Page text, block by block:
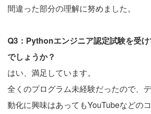
間違った部分の理解に努めました。
Q3：Pythonエンジニア認定試験を受
でしょうか？
はい、満足しています。
全くのプログラム未経験だったので、
動化に興味はあってもYouTubeなどの